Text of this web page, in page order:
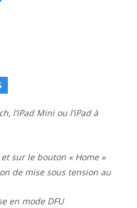
l’iPad Mini ou l’iPad à
sur le bouton « Home »
de mise sous tension au
en mode DFU